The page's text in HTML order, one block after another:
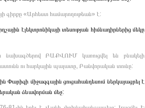
«Արհեստ համարողութեան» է:
էլեկտրոնիկայի տեսության հիմնադիրներից մեկը
ԲԱՔՎՈՒՄ կառուցվել են բնակելի
ու հարկային պալատը, Բանվորական տունը:
միջազգային ցուցահանդեսում ներկայացրել է
ձևավորման մեջ: